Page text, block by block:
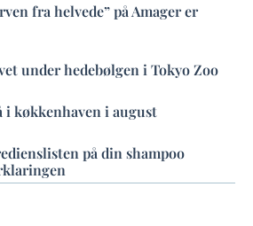
fra helvede” på Amager er
under hedebølgen i Tokyo Zoo
i køkkenhaven i august
på din shampoo